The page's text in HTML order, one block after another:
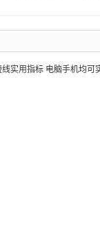
实用指标 电脑手机均可